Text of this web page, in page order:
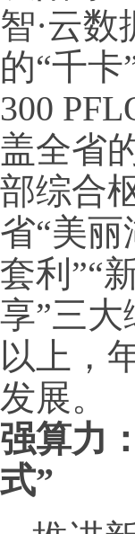
智·云
的“千
300
盖全省
部综合
省“美
套利”“
享”三
以上，
发展。
强算力
式”